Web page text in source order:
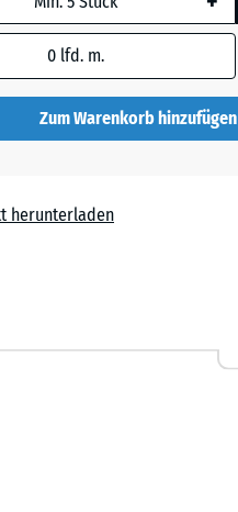
- € 66,60
0 lfd. m.
Zum Warenkorb hinzufügen
herunterladen